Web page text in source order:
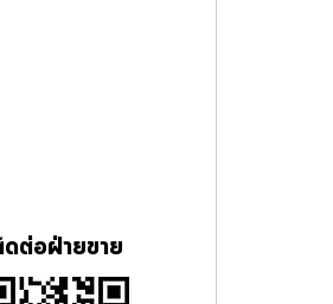
ต่อฝ่ายขาย